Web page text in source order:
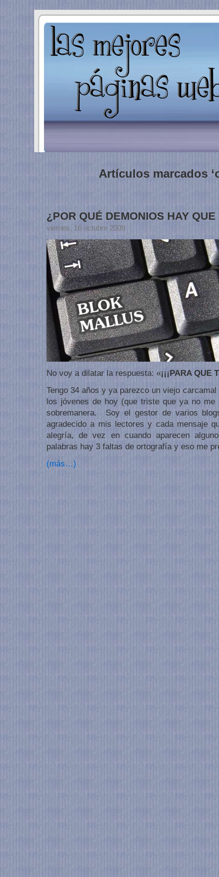
Artículos marcados
¿POR QUÉ DEMONIOS HAY
viernes, 16 octubre 2009
No voy a dilatar la respuesta: «¡¡¡PARA QUE
Tengo 34 años y ya parezco un viejo
los jóvenes de hoy (que triste que ya no
sobremanera. Soy el gestor de varios
agradecido a mis lectores y cada mensaje
alegría, de vez en cuando aparecen
palabras hay 3 faltas de ortografía y eso me
(más…)